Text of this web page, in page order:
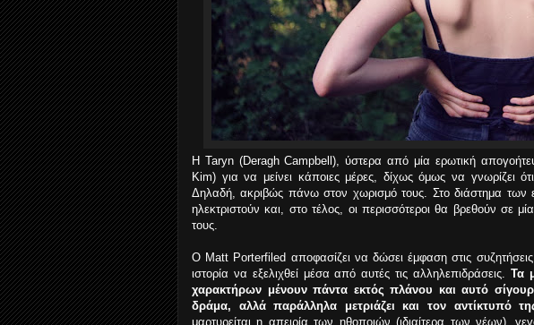
Η Taryn (Deragh Campbell), ύστερα από μία ερωτική
Kim) για να μείνει κάποιες μέρες, δίχως όμως να γνωρίζει
Δηλαδή, ακριβώς πάνω στον χωρισμό τους. Στο διάστημα των
ηλεκτριστούν και, στο τέλος, οι περισσότεροι θα βρεθούν σε
τους.
Ο Matt Porterfiled αποφασίζει να δώσει έμφαση στις
ιστορία να εξελιχθεί μέσα από αυτές τις αλληλεπιδράσεις. Τα
χαρακτήρων μένουν πάντα εκτός πλάνου και αυτό
δράμα, αλλά παράλληλα μετριάζει και τον αντίκτυπό
μαρτυρείται η απειρία των ηθοποιών (ιδιαίτερα των νέων),